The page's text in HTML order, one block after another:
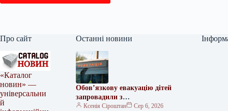
Про сайт
«Каталог
новин» —
універсальни
й
Останні новини
Обов’язкову евакуацію дітей
запровадили з
найнебезпечніших зон
Ксенія Сіроштан
Сер 6, 2026